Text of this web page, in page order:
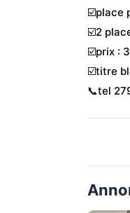
☑️place
☑️2
☑️prix :
☑️titre
📞tel